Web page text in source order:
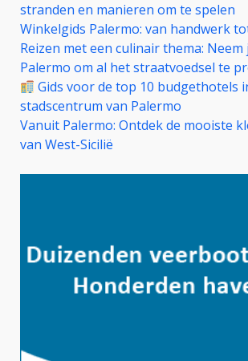
stranden en manieren om te spelen
Winkelgids Palermo: van handwerk
Reizen met een culinair thema: Neem
Palermo om al het straatvoedsel te
Gids voor de top 10 budgethotels
stadscentrum van Palermo
Vanuit Palermo: Ontdek de mooiste
van West-Sicilië